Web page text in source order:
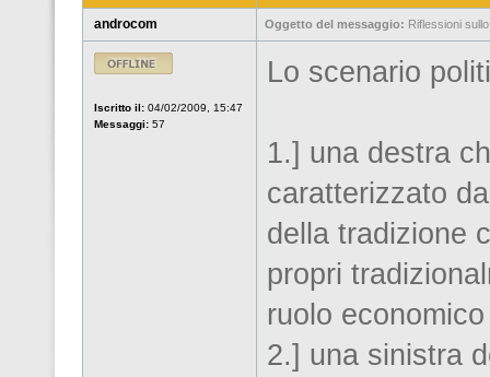
androcom Oggetto del messaggio: Riflessioni
Iscritto il: 04/02/2009, 15:47
Messaggi: 57
Lo scenario
1.] una destra
caratterizzato
della tradizione
propri
ruolo
2.] una sinistra